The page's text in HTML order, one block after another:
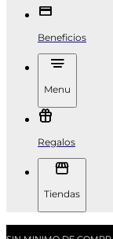
Beneficios
Menu
Regalos
Tiendas